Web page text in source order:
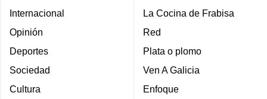
Internacional
Opinión
Deportes
Sociedad
Cultura
La Cocina de Frabisa
Red
Plata o plomo
Ven A Galicia
Enfoque